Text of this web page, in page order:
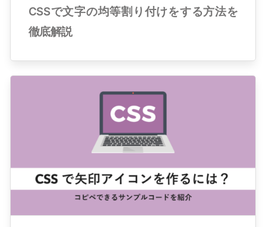
CSSで文字の均等割り付けをする方法を
徹底解説